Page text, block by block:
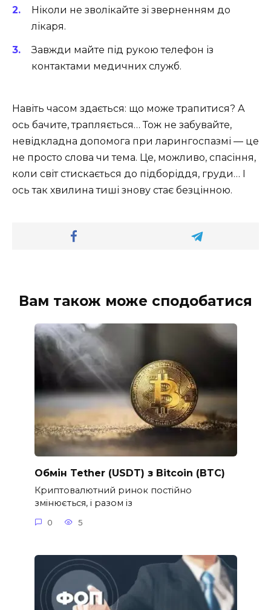
Ніколи не зволікайте зі зверненням до
лікаря.
Завжди майте під рукою телефон із
контактами медичних служб.
Навіть часом здається: що може трапитися? А
ось бачите, трапляється… Тож не забувайте,
невідкладна допомога при ларингоспазмі — це
не просто слова чи тема. Це, можливо, спасіння,
коли світ стискається до підборіддя, груди… І
ось так хвилина тиші знову стає безцінною.
Вам також може сподобатися
Обмін Tether (USDT) з Bitcoin (BTC)
Криптовалютний ринок постійно
змінюється, і разом із
0 5